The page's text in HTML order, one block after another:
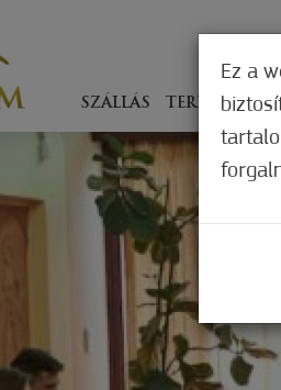
SZÁLLÁS TERÍTÉKEN
Ez a